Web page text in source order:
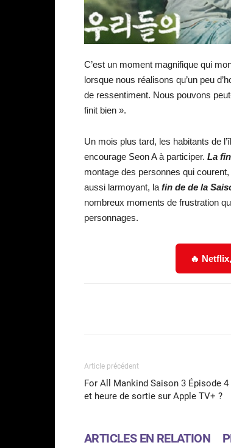
C’est un moment magnifique qui
lorsque nous réalisons qu’un peu
de ressentiment. Nous pouvons
finit bien ».
Un mois plus tard, les habitants de
encourage Seon A à participer. La
montage des personnes qui
aussi larmoyant, la fin de de la
nombreux moments de frustration
personnages.
🔥
Article précédent
For All Mankind Saison 3 Épisode 4
et heure de sortie sur Apple TV+ ?
ARTICLES EN RELATION